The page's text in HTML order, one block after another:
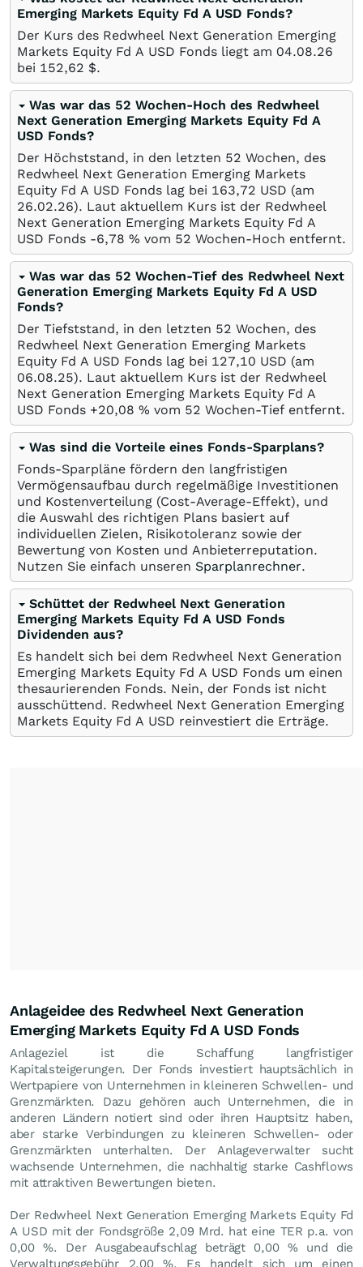
Emerging Markets Equity Fd A USD Fonds?
Der Kurs des Redwheel Next Generation Emerging
Markets Equity Fd A USD Fonds liegt am 04.08.26
bei 152,62 $.
Was war das 52 Wochen-Hoch des Redwheel
Next Generation Emerging Markets Equity Fd A
USD Fonds?
Der Höchststand, in den letzten 52 Wochen, des
Redwheel Next Generation Emerging Markets
Equity Fd A USD Fonds lag bei 163,72 USD (am
26.02.26). Laut aktuellem Kurs ist der Redwheel
Next Generation Emerging Markets Equity Fd A
USD Fonds -6,78 % vom 52 Wochen-Hoch entfernt.
Was war das 52 Wochen-Tief des Redwheel Next
Generation Emerging Markets Equity Fd A USD
Fonds?
Der Tiefststand, in den letzten 52 Wochen, des
Redwheel Next Generation Emerging Markets
Equity Fd A USD Fonds lag bei 127,10 USD (am
06.08.25). Laut aktuellem Kurs ist der Redwheel
Next Generation Emerging Markets Equity Fd A
USD Fonds +20,08 % vom 52 Wochen-Tief entfernt.
Was sind die Vorteile eines Fonds-Sparplans?
Fonds-Sparpläne fördern den langfristigen
Vermögensaufbau durch regelmäßige Investitionen
und Kostenverteilung (Cost-Average-Effekt), und
die Auswahl des richtigen Plans basiert auf
individuellen Zielen, Risikotoleranz sowie der
Bewertung von Kosten und Anbieterreputation.
Nutzen Sie einfach unseren Sparplanrechner.
Schüttet der Redwheel Next Generation
Emerging Markets Equity Fd A USD Fonds
Dividenden aus?
Es handelt sich bei dem Redwheel Next Generation
Emerging Markets Equity Fd A USD Fonds um einen
thesaurierenden Fonds. Nein, der Fonds ist nicht
ausschüttend. Redwheel Next Generation Emerging
Markets Equity Fd A USD reinvestiert die Erträge.
Anlageidee des Redwheel Next Generation
Emerging Markets Equity Fd A USD Fonds
Anlageziel ist die Schaffung langfristiger
Kapitalsteigerungen. Der Fonds investiert hauptsächlich in
Wertpapiere von Unternehmen in kleineren Schwellen- und
Grenzmärkten. Dazu gehören auch Unternehmen, die in
anderen Ländern notiert sind oder ihren Hauptsitz haben,
aber starke Verbindungen zu kleineren Schwellen- oder
Grenzmärkten unterhalten. Der Anlageverwalter sucht
wachsende Unternehmen, die nachhaltig starke Cashflows
mit attraktiven Bewertungen bieten.
Der Redwheel Next Generation Emerging Markets Equity Fd
A USD mit der Fondsgröße 2,09 Mrd. hat eine TER p.a. von
0,00 %. Der Ausgabeaufschlag beträgt 0,00 % und die
Verwaltungsgebühr 2,00 %. Es handelt sich um einen